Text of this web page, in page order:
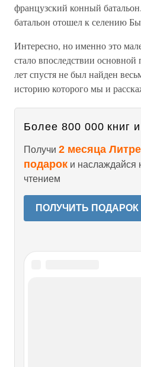
французский конный
батальон отошел к селению
Интересно, но именно это
стало впоследствии
лет спустя не был найден
историю которого мы и
Более 800 000 книг
Получи 2 месяца
подарок и наслаждайся
чтением
ПОЛУЧИТЬ ПОДАРОК